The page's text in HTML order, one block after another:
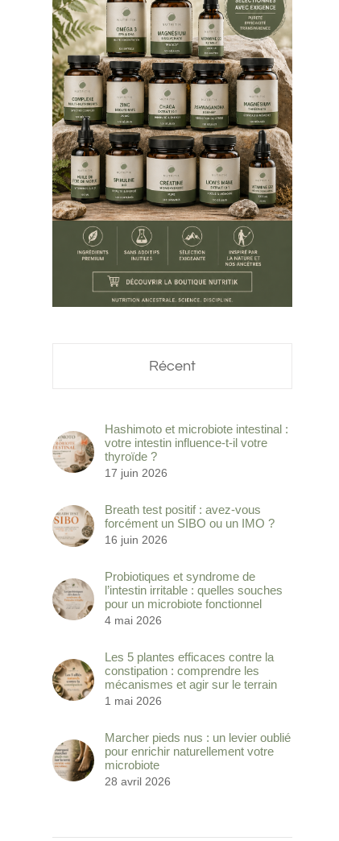
Récent
Hashimoto et microbiote intestinal :
votre intestin influence-t-il votre
thyroïde ?
17 juin 2026
Breath test positif : avez-vous
forcément un SIBO ou un IMO ?
16 juin 2026
Probiotiques et syndrome de
l’intestin irritable : quelles souches
pour un microbiote fonctionnel
4 mai 2026
Les 5 plantes efficaces contre la
constipation : comprendre les
mécanismes et agir sur le terrain
1 mai 2026
Marcher pieds nus : un levier oublié
pour enrichir naturellement votre
microbiote
28 avril 2026